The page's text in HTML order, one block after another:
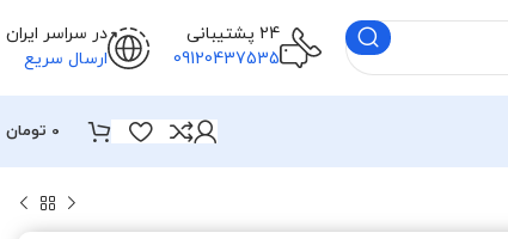
24 پشتیبانی
09120437535
در سراسر ایران
ارسال سریع
0 تومان